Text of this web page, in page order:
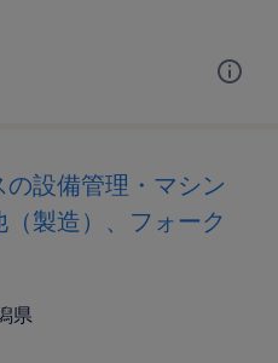
設備管理・マシン
製造）、フォーク
県